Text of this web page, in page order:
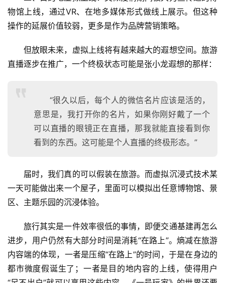
物馆上线，通过VR、在地多媒体形式做线上展示。但这种
操作的延展价值较弱，更多是作为品牌营销策略。
但放眼未来，虚拟上线将有越来越大的遐想空间。旅游
直播逐步在推广，一个终极状态可能是张小龙遐想的那样：
“很久以后，每个人的微信名片应该是活的，
意思是，我打开你的名片，如果你刚好戴了一个
可以直播的眼镜正在直播，那我就能直接看到你
看到的东西。这可能是个人直播的终极形态。”
届时，我们真的可以假装在旅游。而虚拟沉浸式技术某
一天可能做出来一个屋子，里面可以模拟出任意博物馆、景
区、主题乐园的沉浸体验。
旅行其实是一件效率很低的事情，即便交通基建再怎么
进步，用户仍然有大部分时间是消耗“在路上”。熵减在旅游
内容端的体现，一者是压缩“在路上”的时间，于是在身边的
都市微度假诞生了；一者是目的地内容的上线，使得用户